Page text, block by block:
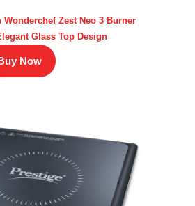
Zest Neo 3 Burner
Glass Top Design
Now